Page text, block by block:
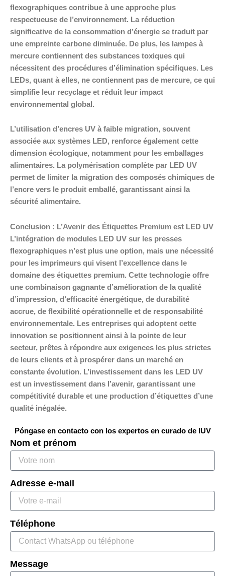
flexographiques contribue à une approche plus
respectueuse de l’environnement. La réduction
significative de la consommation d’énergie se traduit par
une empreinte carbone diminuée. De plus, les lampes à
mercure contiennent des substances toxiques qui
nécessitent des procédures d’élimination spécifiques. Les
LEDs, quant à elles, ne contiennent pas de mercure, ce qui
simplifie leur recyclage et réduit leur impact
environnemental global.
L’utilisation d’encres UV à faible migration, souvent
associée aux systèmes LED, renforce également cette
dimension écologique, notamment pour les emballages
alimentaires. La polymérisation complète par LED UV
permet de limiter la migration des composés chimiques de
l’encre vers le produit emballé, garantissant ainsi la
sécurité alimentaire.
Conclusion : L’Avenir des Étiquettes Premium est LED UV
L’intégration de modules LED UV sur les presses
flexographiques n’est plus une option, mais une nécessité
pour les imprimeurs qui visent l’excellence dans le
domaine des étiquettes premium. Cette technologie offre
une combinaison gagnante d’amélioration de la qualité
d’impression, d’efficacité énergétique, de durabilité
accrue, de flexibilité opérationnelle et de responsabilité
environnementale. Les entreprises qui adoptent cette
innovation se positionnent ainsi à la pointe de leur
secteur, prêtes à répondre aux exigences les plus strictes
de leurs clients et à prospérer dans un marché en
constante évolution. L’investissement dans les LED UV
est un investissement dans l’avenir, garantissant une
compétitivité durable et une production d’étiquettes d’une
qualité inégalée.
Póngase en contacto con los expertos en curado de IUV
Nom et prénom
Adresse e-mail
Téléphone
Message